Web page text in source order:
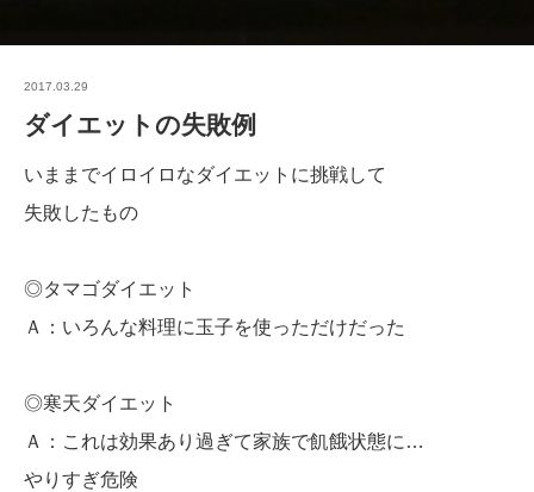
2017.03.29
ダイエットの失敗例
いままでイロイロなダイエットに挑戦して
失敗したもの
◎タマゴダイエット
Ａ：いろんな料理に玉子を使っただけだった
◎寒天ダイエット
Ａ：これは効果あり過ぎて家族で飢餓状態に…
やりすぎ危険